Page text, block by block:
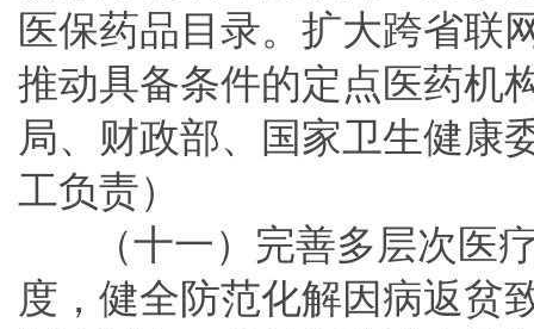
医保药品目录。扩大跨省联
推动具备条件的定点医药机
局、财政部、国家卫生健康
工负责）
（十一）完善多层次医
度，健全防范化解因病返贫